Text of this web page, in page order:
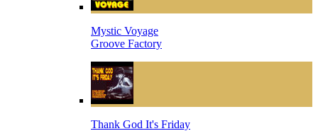
Mystic Voyage
Groove Factory
Thank God It's Friday